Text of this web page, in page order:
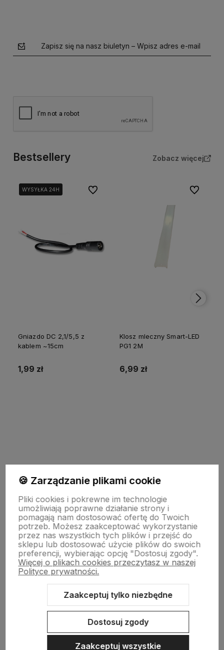
Zapisz się na nasz biuletyn – Wpisz adres e-mail
polityce prywatności
Bestsellery Zobacz więcej
WYSYŁKA 24H
WYSYŁKA 24H
Gniazdo DC 2,1/5,5 z
kablem ~15cm
1,99 zł
Do ulubionych
Klosz mleczny Smart-LED
PG1 2M
6,99 zł
Do
INFORMACJE
TECHNOLOGIA LED
DLA KUPUJĄCYCH
🍪 Zarządzanie plikami cookie
Pliki cookies i pokrewne im technologie
umożliwiają poprawne działanie strony i
pomagają nam dostosować ofertę do Twoich
potrzeb. Możesz zaakceptować wykorzystanie
przez nas wszystkich tych plików i przejść do
sklepu lub dostosować użycie plików do swoich
preferencji, wybierając opcję "Dostosuj zgody".
Więcej o plikach cookies przeczytasz w naszej
Polityce prywatności.
Zaakceptuj tylko niezbędne
Dostosuj zgody
Zaakceptuj wszystkie